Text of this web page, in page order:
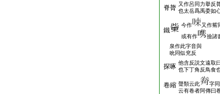
脊膂 又作呂同力擧反
也太岳爲禹委如
鐵
今作
又作觜
或有作
撿諸
泉作此字音與
吮同似兖反
探啄 他含反説文遠取
也下丁角反鳥食
卷縮 聲類云此
字
云有卷者阿傳曰